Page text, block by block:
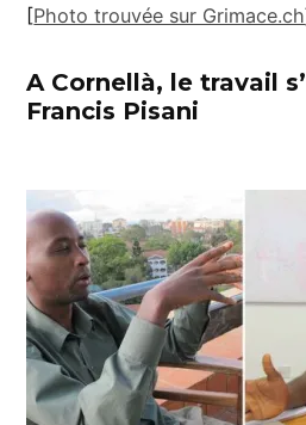
[Photo trouvée sur Grimace.ch
A Cornellà, le travail
Francis Pisani